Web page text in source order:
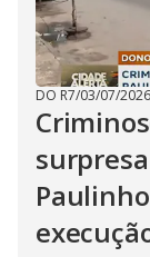
DO R7/03/07/2026